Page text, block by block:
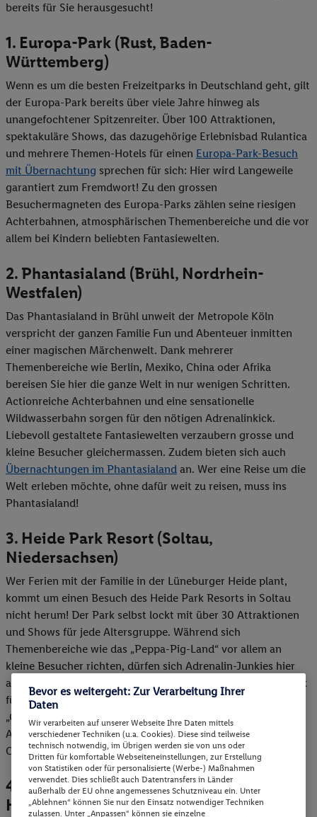
bereits für Sie herausgesucht!
1. Europa-Park (Rust, Baden-
Württemberg)
Wenn es um die besten Freizeitparks in Deutschland geht, gilt
der Europa-Park bereits über viele Jahre hinweg als
unangefochtener Spitzenreiter. Über 100 Attraktionen,
spektakuläre Shows, das dazugehörige Erlebnisbad Rulantica
und mehrere Themen-Hotels für einen Europa-Park-Besuch
mit Übernachtung sprechen für sich: Hier wird Langeweile
garantiert zum Fremdwort! Zu den grossen
Besuchermagneten des Europa-Parks zählen seine riesigen
Achterbahnen, atmosphärischen Themenbereiche und die vor
allem bei Kindern beliebten Fantasiewelten.
2. Phantasialand (Brühl, Nordrhein-
Westfalen)
Das Phantasialand in Brühl unweit der Metropole Köln
verspricht der ganzen Familie Fun und Abenteuer inmitten
einer magischen Märchenwelt. Dank mehrerer
Themenbereiche wie Berlin, Mexiko, China oder Afrika
bereisen Sie hier die ganze Welt in nur wenigen Schritten.
Actionreiche Achterbahnen und eine sensationelle
Wildwasserbahn sorgen für den nötigen Adrenalinkick.
Liebevoll gestaltete Fantasiewelten verzaubern grosse und
kleine Besucher gleichermassen. Zudem bieten sich auch
Übernachtungen im Phantasialand an. Wer eine Reise um die
Welt erleben möchte, ohne dafür weit zu reisen, muss ins
Phantasialand!
3. Heide Park Resort (Soltau,
Niedersachsen)
Wer Ferien mit der Familie in der Lüneburger Heide plant,
kommt um einen Besuch des Heide Park Resorts in Soltau
nicht herum! Der Park selbst lockt mit über 30 Attraktionen
und Shows für jede Altersgruppe. Während sich
Themenbereiche wie das „Peppa-Pig-Land“ vor allem an
kleine Besucher richten, dürfen sich Adrenalin-Junkies hier
auf berüchtigte Fahrgeschäfte wie die durch ein Schiffswrack
führende „Krake“ oder Europas höchste Holzachterbahn
„Colossos“ freuen. Übernachten kann man im dazugehörigen
Abenteuerhotel oder einem liebevoll gestalteten
Campingplatz.
4. Hansa-Park (Sierksdorf, Schleswig-
Holstein)
Bevor es weitergeht: Zur Verarbeitung Ihrer
Daten
Wir verarbeiten auf unserer Webseite Ihre Daten mittels
verschiedener Techniken (u.a. Cookies). Diese sind teilweise
technisch notwendig, im Übrigen werden sie von uns oder
Dritten für komfortable Webseiteneinstellungen, zur Erstellung
von Statistiken oder für personalisierte (Werbe-) Maßnahmen
verwendet. Dies schließt auch Datentransfers in Länder
außerhalb der EU ohne angemessenes Schutzniveau ein. Unter
„Ablehnen“ können Sie nur den Einsatz notwendiger Techniken
zulassen. Unter „Anpassen“ können sie einzelne